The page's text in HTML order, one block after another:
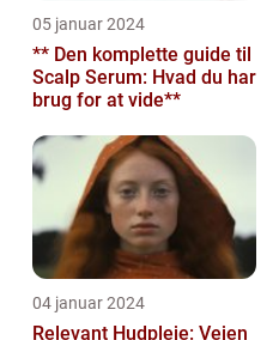
05 januar 2024
** Den komplette guide til
Scalp Serum: Hvad du har
brug for at vide**
04 januar 2024
Relevant Hudpleje: Vejen